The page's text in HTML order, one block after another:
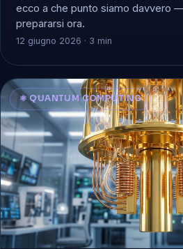
ecco a che punto siamo davvero
prepararsi ora.
12 giugno 2026 · 3 min
⚛️ QUANTUM COMPUTING